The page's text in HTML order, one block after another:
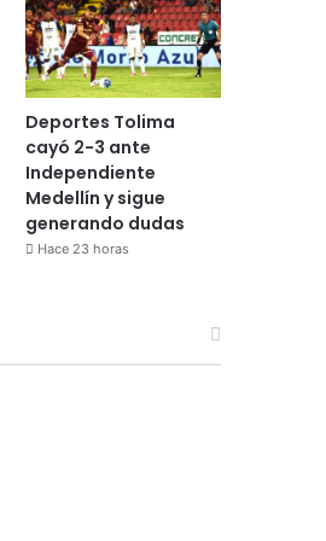
Deportes Tolima
cayó 2-3 ante
Independiente
Medellín y sigue
generando dudas
Hace 23 horas